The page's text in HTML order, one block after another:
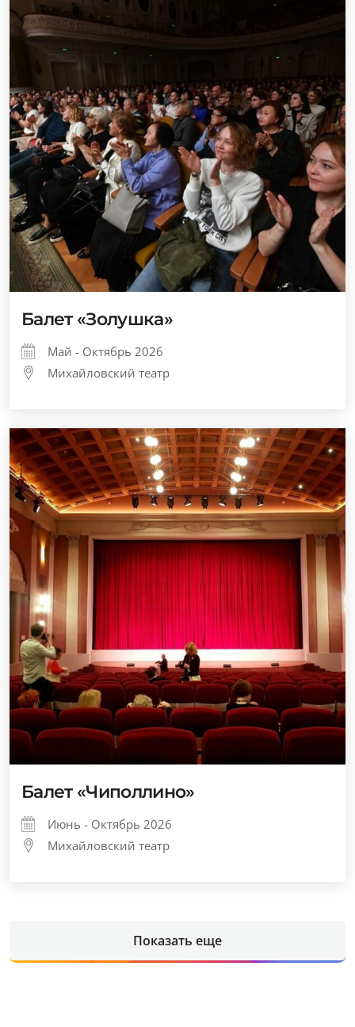
Балет «Золушка»
Май - Октябрь 2026
Михайловский театр
Балет «Чиполлино»
Июнь - Октябрь 2026
Михайловский театр
Показать еще